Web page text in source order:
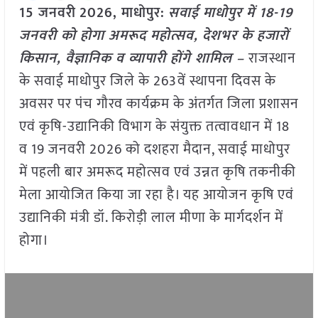
15 जनवरी2026, माधोपुर: सवाई माधोपुर में 18-19
जनवरी को होगा अमरूद महोत्सव, देशभर के हजारों
किसान, वैज्ञानिक व व्यापारी होंगे शामिल –राजस्थान
के सवाई माधोपुर जिले के 263वें स्थापना दिवस के
अवसर पर पंच गौरव कार्यक्रम के अंतर्गत जिला प्रशासन
एवं कृषि-उद्यानिकी विभाग के संयुक्त तत्वावधान में 18
व 19 जनवरी 2026 को दशहरा मैदान, सवाई माधोपुर
में पहली बार अमरूद महोत्सव एवं उन्नत कृषि तकनीकी
मेला आयोजित किया जा रहा है। यह आयोजन कृषि एवं
उद्यानिकी मंत्री डॉ. किरोड़ी लाल मीणा के मार्गदर्शन में
होगा।